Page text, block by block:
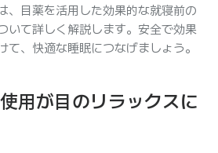
、目薬を活用した効果的な就寝前の
いて詳しく解説します。安全で効果
て、快適な睡眠につなげましょう。
用が目のリラックスに